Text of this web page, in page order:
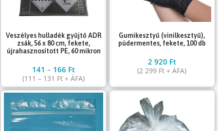
Veszélyes hulladék gyűjtő ADR
zsák, 56 x 80 cm, fekete,
újrahasznosított PE, 60 mikron
141– 166 Ft
(111– 131 Ft + ÁFA)
Gumikesztyű (vinilkesztyű),
púdermentes, fekete, 100 db
2 920 Ft
(2 299 Ft + ÁFA)